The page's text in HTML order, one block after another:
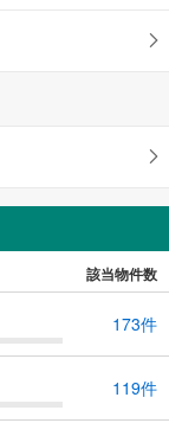
該当物件数
173件
119件